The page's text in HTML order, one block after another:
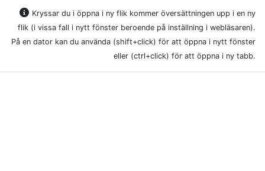
Kryssar du i öppna i ny flik kommer översättningen upp i en ny
flik (i vissa fall i nytt fönster beroende på inställning i webläsaren).
På en dator kan du använda (shift+click) för att öppna i nytt fönster
eller (ctrl+click) för att öppna i ny tabb.